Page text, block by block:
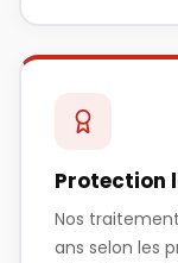
Protection
Nos
ans selon les